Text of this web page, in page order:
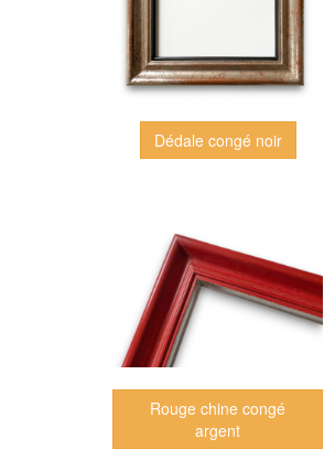
Dédale congé noir
Rouge chine congé
argent